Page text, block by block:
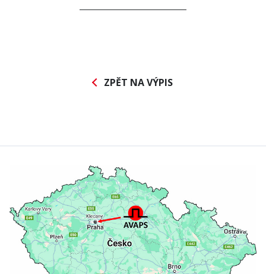
PRODUKTE
REFERENZEN
ZPĚT NA VÝPIS
Abonnieren Sie den
AVAPS-Newsletter
E-mail *
Vorname